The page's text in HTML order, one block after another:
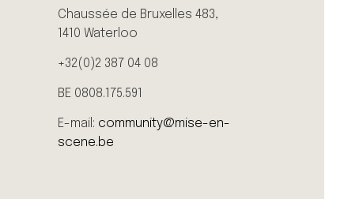
Chaussée de Bruxelles 483,
1410 Waterloo
+32(0)2 387 04 08
BE 0808.175.591
E-mail: community@mise-en-
scene.be